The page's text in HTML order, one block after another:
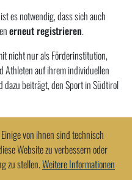
es notwendig, dass sich auch
erneut registrieren.
nicht nur als Förderinstitution,
Athleten auf ihrem individuellen
beiträgt, den Sport in Südtirol
von ihnen sind technisch
Website zu verbessern oder
zu stellen.Weitere Informationen